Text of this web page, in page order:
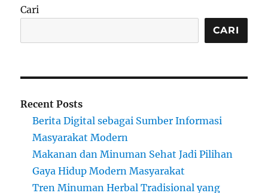
Cari
CARI
Recent Posts
Berita Digital sebagai Sumber Informasi
Masyarakat Modern
Makanan dan Minuman Sehat Jadi Pilihan
Gaya Hidup Modern Masyarakat
Tren Minuman Herbal Tradisional yang